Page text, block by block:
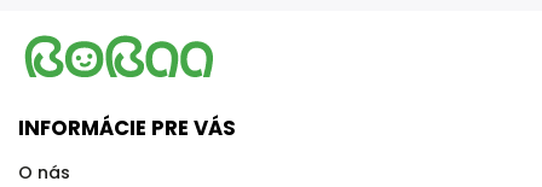
INFORMÁCIE PRE VÁS
O nás